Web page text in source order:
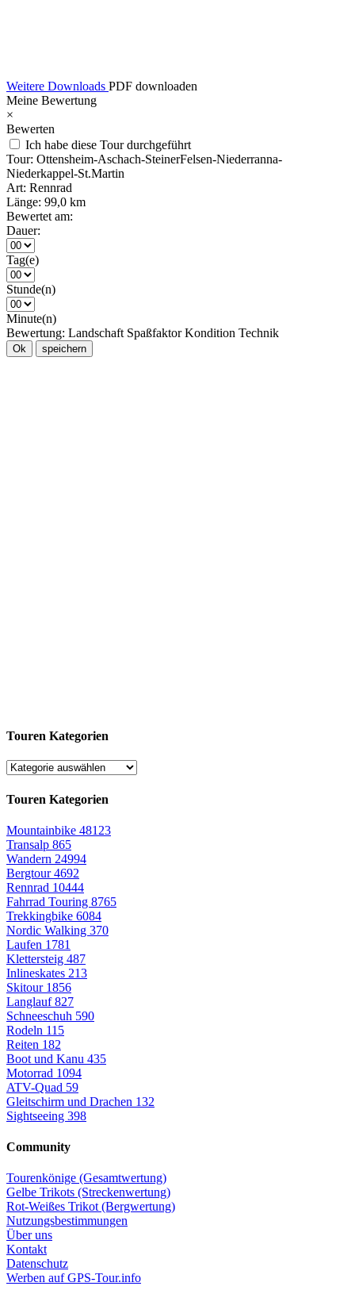
Weitere Downloads PDF downloaden
Meine Bewertung
×
Bewerten
Ich habe diese Tour durchgeführt
Tour: Ottensheim-Aschach-SteinerFelsen-Niederranna-
Niederkappel-St.Martin
Art: Rennrad
Länge: 99,0 km
Bewertet am:
Dauer:
Tag(e)
Stunde(n)
Minute(n)
Bewertung: Landschaft Spaßfaktor Kondition Technik
Ok speichern
Touren Kategorien
Touren Kategorien
Mountainbike 48123
Transalp 865
Wandern 24994
Bergtour4692
Rennrad 10444
Fahrrad Touring 8765
Trekkingbike 6084
Nordic Walking 370
Laufen 1781
Klettersteig 487
Inlineskates 213
Skitour 1856
Langlauf827
Schneeschuh 590
Rodeln 115
Reiten 182
Boot und Kanu 435
Motorrad 1094
ATV-Quad 59
Gleitschirm und Drachen 132
Sightseeing 398
Community
Tourenkönige (Gesamtwertung)
Gelbe Trikots (Streckenwertung)
Rot-Weißes Trikot (Bergwertung)
Nutzungsbestimmungen
Über uns
Kontakt
Datenschutz
Werben auf GPS-Tour.info